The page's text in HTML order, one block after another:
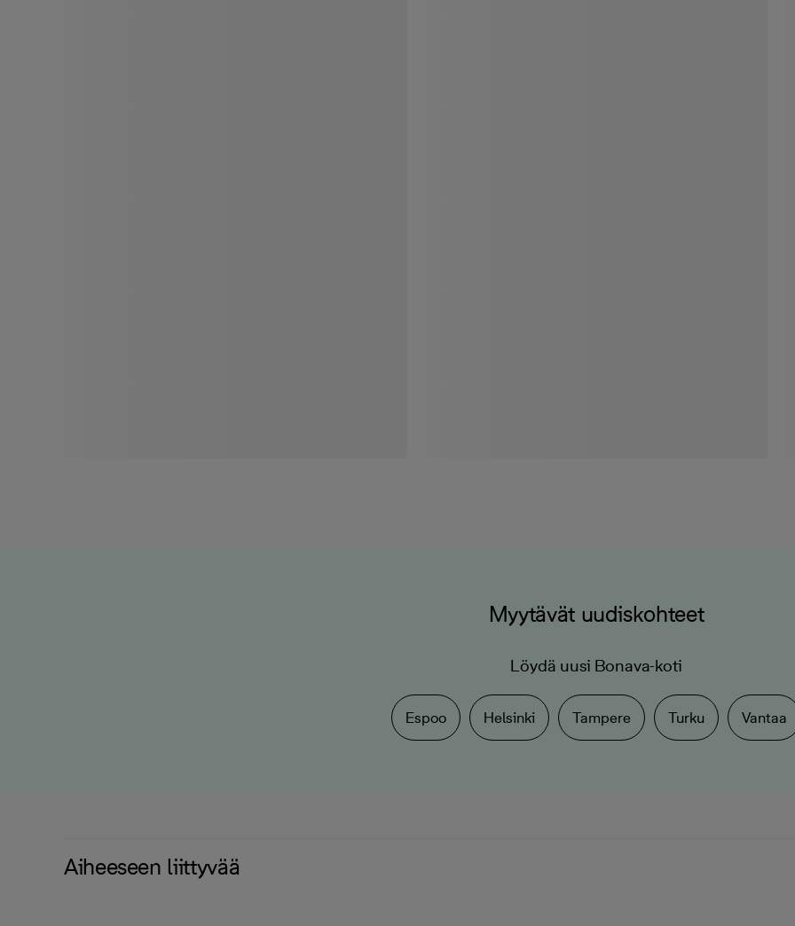
Myytävät uudiskohteet
Löydä uusi Bonava-koti
Espoo Helsinki Tampere Turku Vantaa
Aiheeseen liittyvää